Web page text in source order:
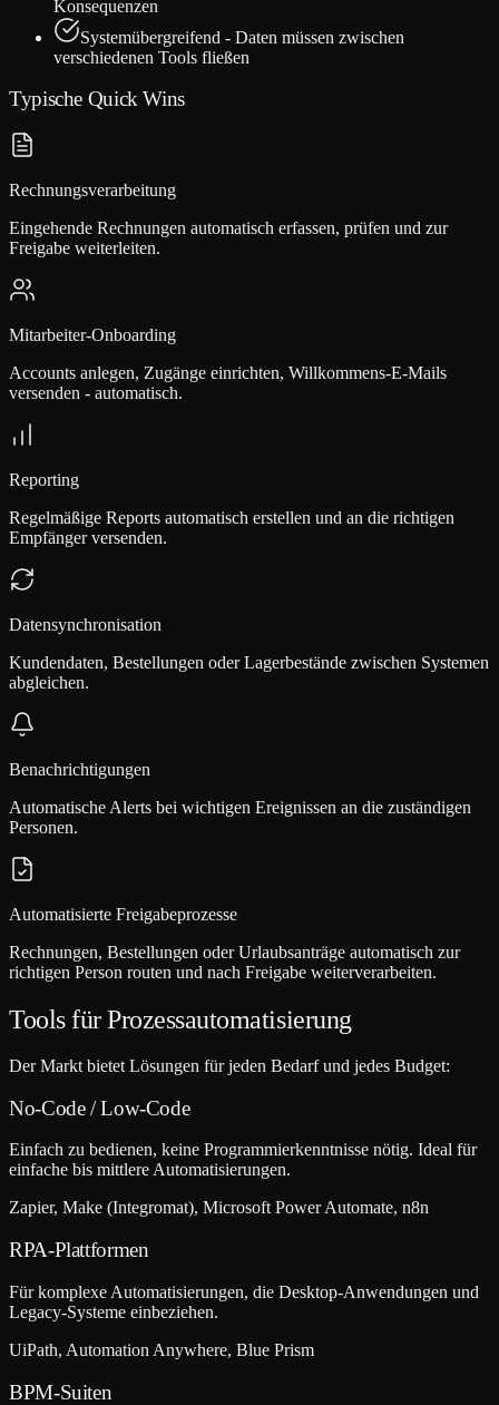
Konsequenzen
Systemübergreifend - Daten müssen zwischen
verschiedenen Tools fließen
Typische Quick Wins
Rechnungsverarbeitung
Eingehende Rechnungen automatisch erfassen, prüfen und zur
Freigabe weiterleiten.
Mitarbeiter-Onboarding
Accounts anlegen, Zugänge einrichten, Willkommens-E-Mails
versenden - automatisch.
Reporting
Regelmäßige Reports automatisch erstellen und an die richtigen
Empfänger versenden.
Datensynchronisation
Kundendaten, Bestellungen oder Lagerbestände zwischen Systemen
abgleichen.
Benachrichtigungen
Automatische Alerts bei wichtigen Ereignissen an die zuständigen
Personen.
Automatisierte Freigabeprozesse
Rechnungen, Bestellungen oder Urlaubsanträge automatisch zur
richtigen Person routen und nach Freigabe weiterverarbeiten.
Tools für Prozessautomatisierung
Der Markt bietet Lösungen für jeden Bedarf und jedes Budget:
No-Code / Low-Code
Einfach zu bedienen, keine Programmierkenntnisse nötig. Ideal für
einfache bis mittlere Automatisierungen.
Zapier, Make (Integromat), Microsoft Power Automate, n8n
RPA-Plattformen
Für komplexe Automatisierungen, die Desktop-Anwendungen und
Legacy-Systeme einbeziehen.
UiPath, Automation Anywhere, Blue Prism
BPM-Suiten